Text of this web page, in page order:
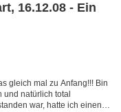
16.12.08 - Ein
gleich mal zu Anfang!!! Bin
natürlich total
war, hatte ich einen